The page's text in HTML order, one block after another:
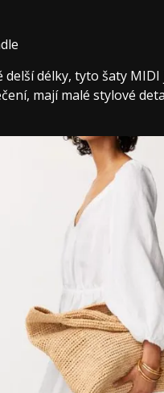
delší délky, tyto šaty
mají malé stylové